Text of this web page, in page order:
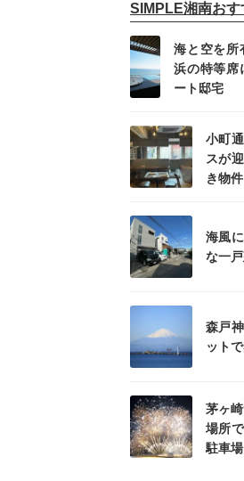
SIMPLE湘南おす
海と空を所
浜の特等席
ート邸宅
小町
スが
き物件
海風
な一
森戸
ット
茅ヶ
場所
駐車